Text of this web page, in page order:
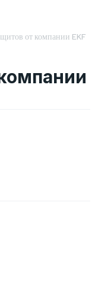
от компании EKF